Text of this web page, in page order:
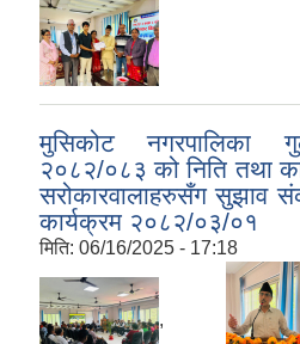
मुसिकोट नगरपालिका
२०८२/०८३ को निति तथा
सरोकारवालाहरुसँग सुझाव
कार्यक्रम २०८२/०३/०१
मिति: 06/16/2025 - 17:18
,